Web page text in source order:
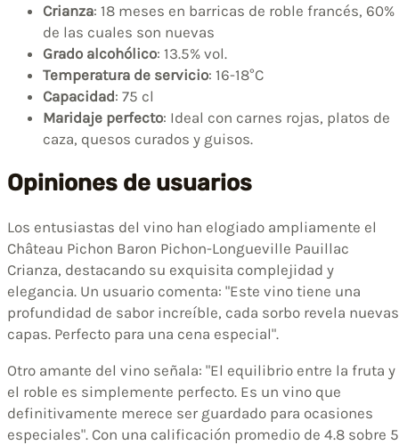
Crianza: 18 meses en barricas de roble francés, 60%
de las cuales son nuevas
Grado alcohólico: 13.5% vol.
Temperatura de servicio: 16-18°C
Capacidad: 75 cl
Maridaje perfecto: Ideal con carnes rojas, platos de
caza, quesos curados y guisos.
Opiniones de usuarios
Los entusiastas del vino han elogiado ampliamente el
Château Pichon Baron Pichon-Longueville Pauillac
Crianza, destacando su exquisita complejidad y
elegancia. Un usuario comenta: "Este vino tiene una
profundidad de sabor increíble, cada sorbo revela nuevas
capas. Perfecto para una cena especial".
Otro amante del vino señala: "El equilibrio entre la fruta y
el roble es simplemente perfecto. Es un vino que
definitivamente merece ser guardado para ocasiones
especiales". Con una calificación promedio de 4.8 sobre 5